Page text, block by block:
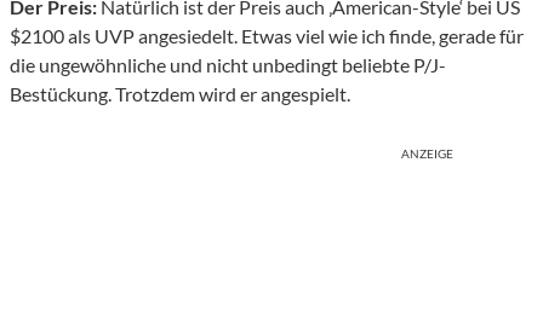
Der Preis: Natürlich ist der Preis auch ‚American-Style‘ bei US
$2100 als UVP angesiedelt. Etwas viel wie ich finde, gerade für
die ungewöhnliche und nicht unbedingt beliebte P/J-
Bestückung. Trotzdem wird er angespielt.
ANZEIGE